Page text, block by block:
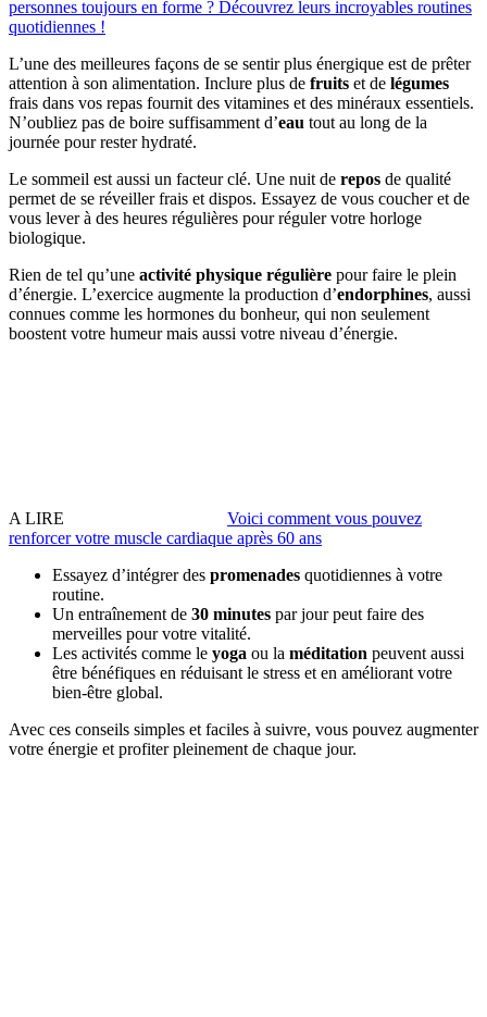
personnes toujours en forme ? Découvrez leurs incroyables routines
quotidiennes !
L’une des meilleures façons de se sentir plus énergique est de prêter
attention à son alimentation. Inclure plus de fruits et de légumes
frais dans vos repas fournit des vitamines et des minéraux essentiels.
N’oubliez pas de boire suffisamment d’eau tout au long de la
journée pour rester hydraté.
Le sommeil est aussi un facteur clé. Une nuit de repos de qualité
permet de se réveiller frais et dispos. Essayez de vous coucher et de
vous lever à des heures régulières pour réguler votre horloge
biologique.
Rien de tel qu’une activité physique régulière pour faire le plein
d’énergie. L’exercice augmente la production d’endorphines, aussi
connues comme les hormones du bonheur, qui non seulement
boostent votre humeur mais aussi votre niveau d’énergie.
A LIRE
Voici comment vous pouvez
renforcer votre muscle cardiaque après 60 ans
Essayez d’intégrer des promenades quotidiennes à votre
routine.
Un entraînement de 30 minutes par jour peut faire des
merveilles pour votre vitalité.
Les activités comme le yoga ou la méditation peuvent aussi
être bénéfiques en réduisant le stress et en améliorant votre
bien-être global.
Avec ces conseils simples et faciles à suivre, vous pouvez augmenter
votre énergie et profiter pleinement de chaque jour.